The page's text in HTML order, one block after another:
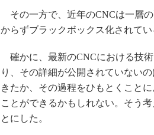
その一方で、近年のCNCは一層
からずブラックボックス化されてい
確かに、最新のCNCにおける技
り、その詳細が公開されていない
きたか、その過程をひもとくこと
ことができるかもしれない。そう
とにした。